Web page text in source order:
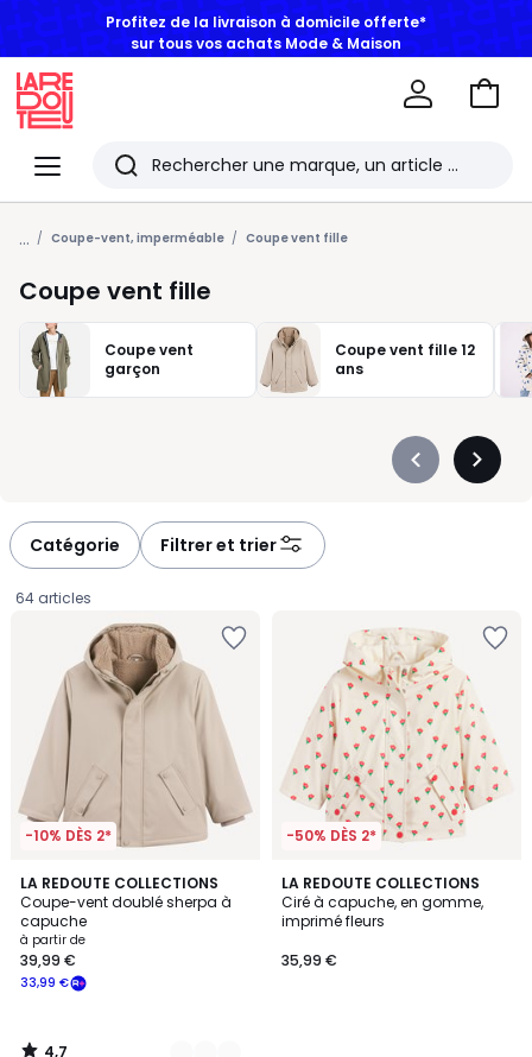
BONS PLANS | Jusqu'à -50% dès 2 articles*
Menu
Redoute
Rechercher
Les
derniers
articles
consultés
Aller
... Coupe-vent, imperméable Coupe vent fille
Coupe vent fille
Coupe vent
garçon
Coupe vent fille 12
ans
Précédent
Catégorie Filtrer et trier
64 articles
-10% DÈS 2*
LA REDOUTE COLLECTIONS
Coupe-vent doublé sherpa à
capuche
Prix
à
partir
39,99
à partir de
33,99 €
39,99 €
4,7
/ 5
3
Couleurs
4,7
-50% DÈS 2*
LA REDOUTE COLLECTIONS
Ciré à capuche, en gomme,
imprimé fleurs
35,99 €